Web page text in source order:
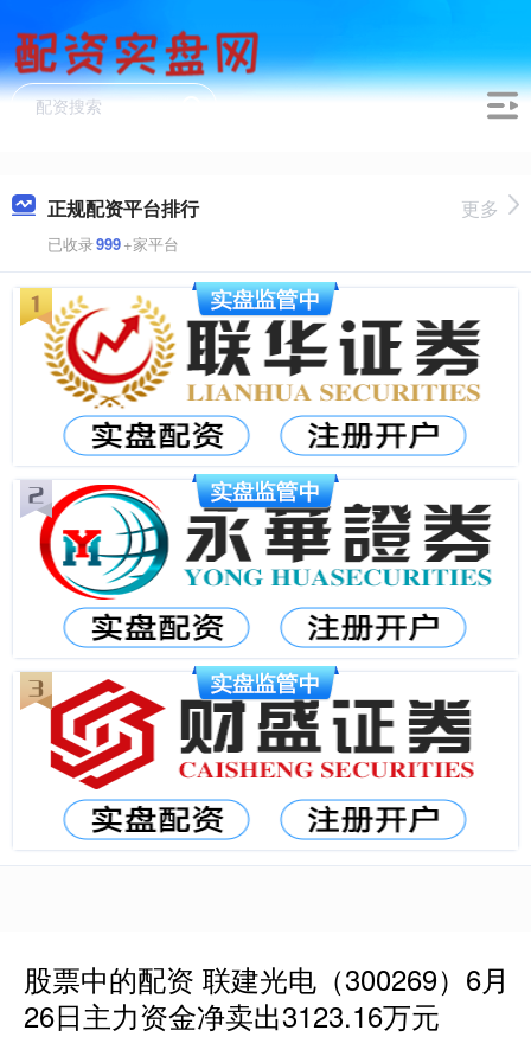
正规配资平台排行
已收录999+家平台
更多
股票中的配资 联建光电（300269）6月
26日主力资金净卖出3123.16万元